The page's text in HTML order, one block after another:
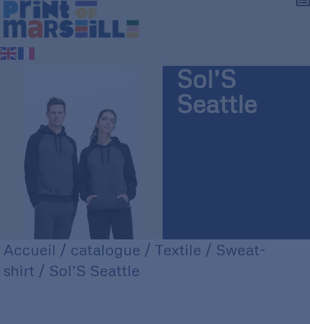
Sol’S
Seattle
Accueil / catalogue / Textile / Sweat-
shirt / Sol’S Seattle